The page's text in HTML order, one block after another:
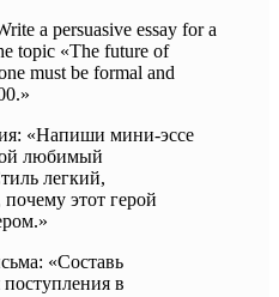
a persuasive essay for a
topic «The future of
must be formal and
«Напиши мини-эссе
любимый
легкий,
этот герой
«Составь
в